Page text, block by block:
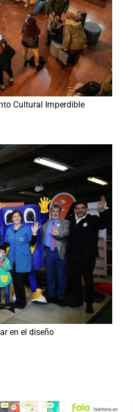
Cultural Imperdible
en el diseño